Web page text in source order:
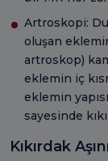
Artroskopi:
oluşan
artroskop)
eklemin iç
eklemin
sayesinde
Kıkırdak